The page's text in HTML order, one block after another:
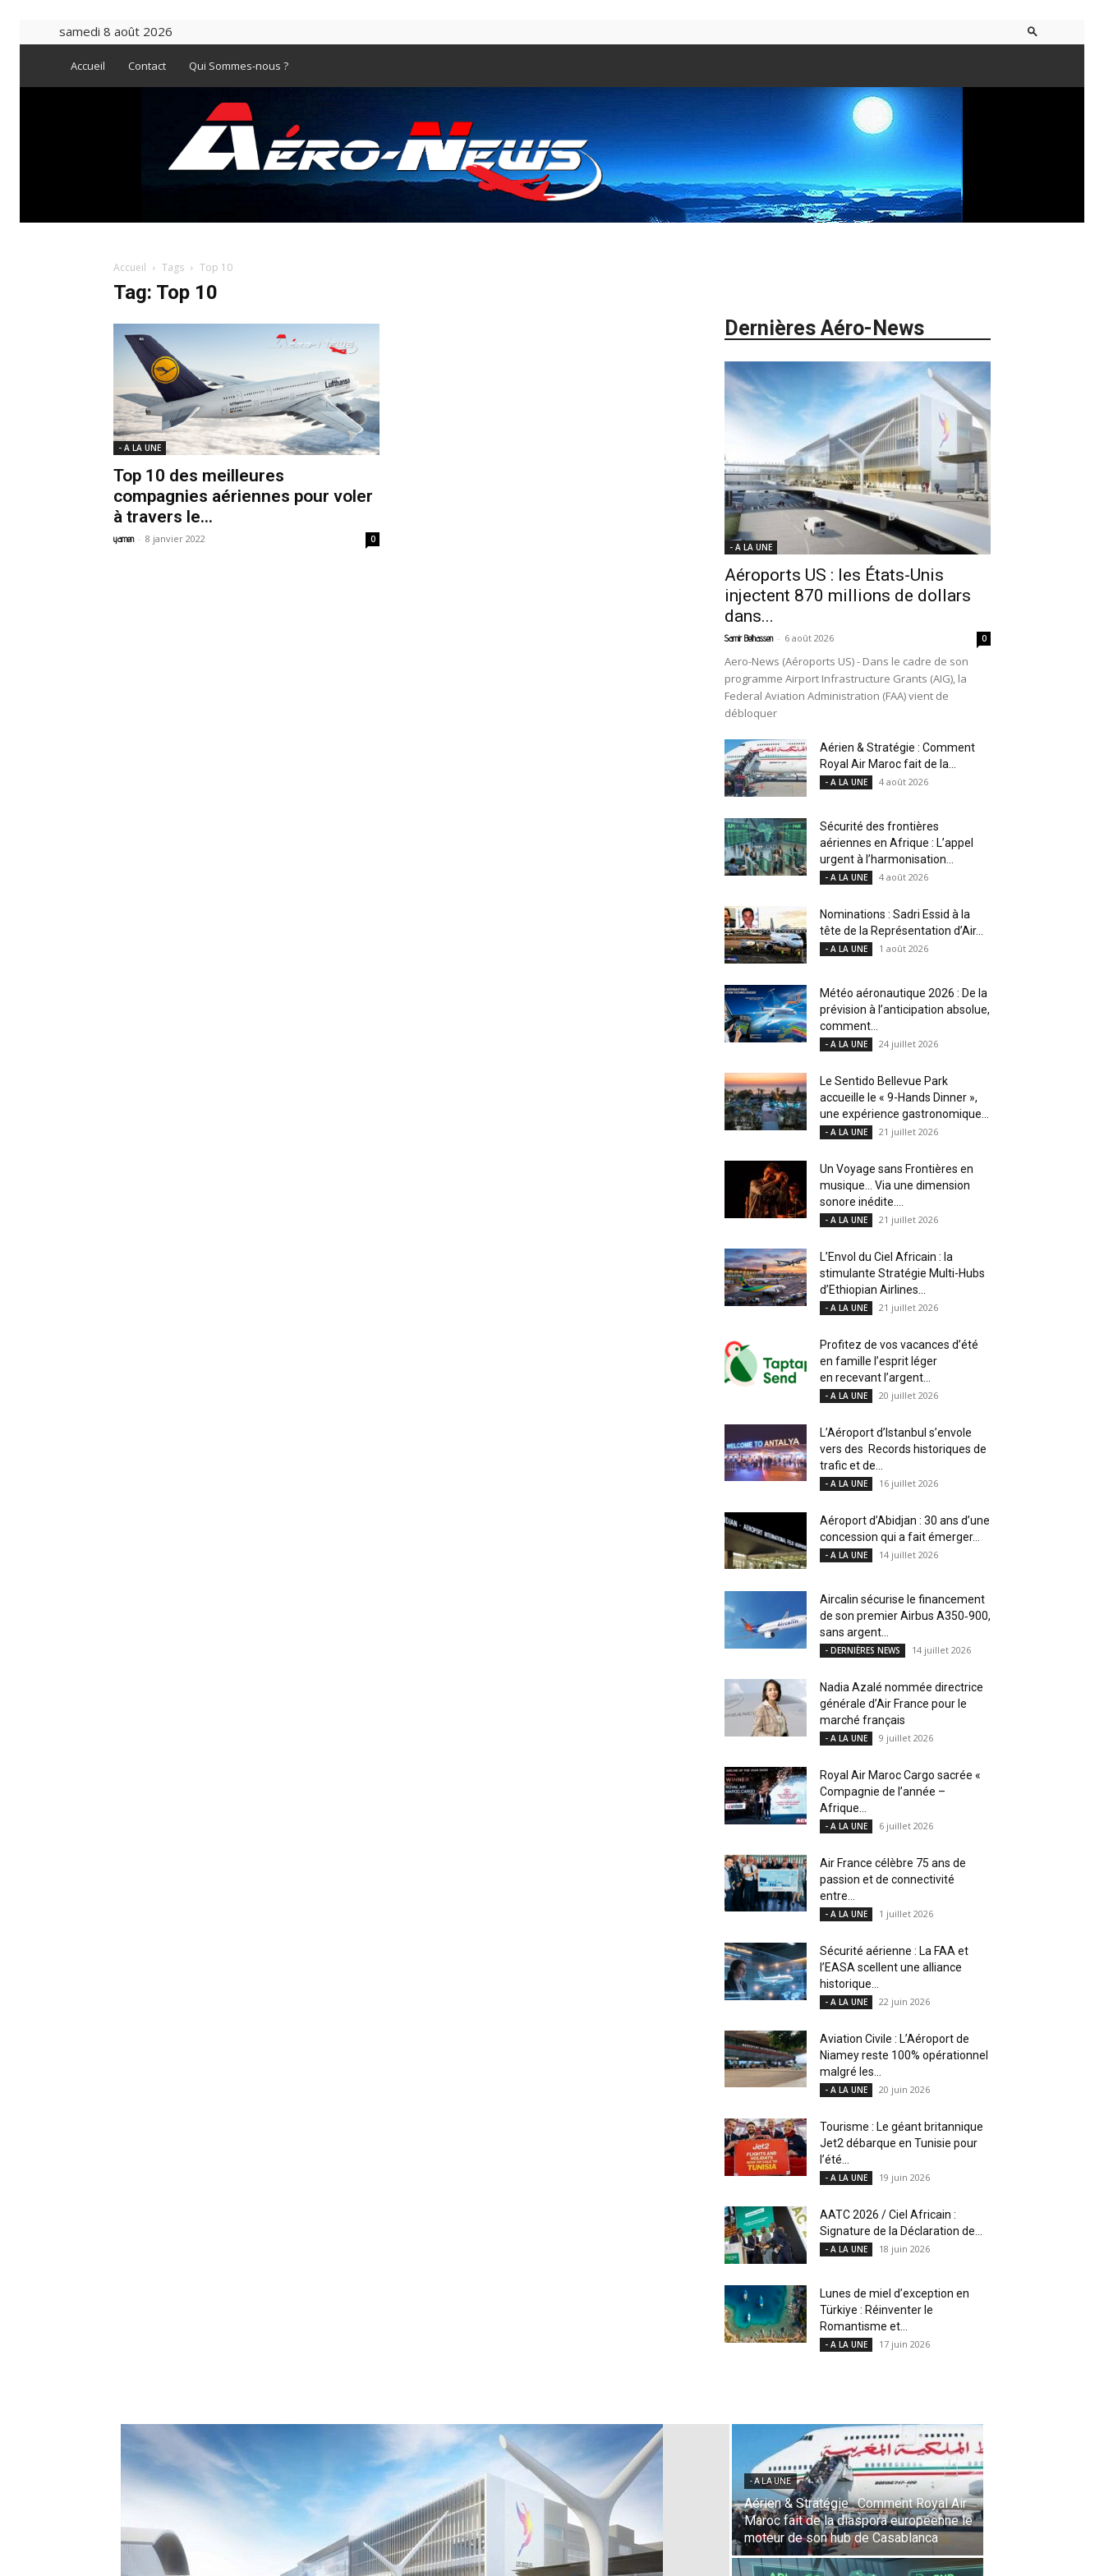
samedi 8 août 2026
Accueil Contact Qui Sommes-nous ?
Accueil Tags Top 10
Tag: Top 10
- A LA UNE
Top 10 des meilleures
compagnies aériennes pour voler
à travers le...
yamen - 8 janvier 2022 0
Dernières Aéro-News
- A LA UNE
Aéroports US : les États-Unis
injectent 870 millions de dollars
dans...
Samir Belhassen - 6 août 2026 0
Aero-News (Aéroports US) - Dans le cadre de son
programme Airport Infrastructure Grants (AIG), la
Federal Aviation Administration (FAA) vient de
débloquer
Aérien & Stratégie : Comment
Royal Air Maroc fait de la...
- A LA UNE 4 août 2026
Sécurité des frontières
aériennes en Afrique : L’appel
urgent à l’harmonisation...
- A LA UNE 4 août 2026
Nominations : Sadri Essid à la
tête de la Représentation d’Air...
- A LA UNE 1 août 2026
Météo aéronautique 2026 : De la
prévision à l’anticipation absolue,
comment...
- A LA UNE 24 juillet 2026
Le Sentido Bellevue Park
accueille le « 9-Hands Dinner »,
une expérience gastronomique...
- A LA UNE 21 juillet 2026
Un Voyage sans Frontières en
musique… Via une dimension
sonore inédite....
- A LA UNE 21 juillet 2026
L’Envol du Ciel Africain : la
stimulante Stratégie Multi-Hubs
d’Ethiopian Airlines...
- A LA UNE 21 juillet 2026
Profitez de vos vacances d’été
en famille l’esprit léger
en recevant l’argent...
- A LA UNE 20 juillet 2026
L’Aéroport d’Istanbul s’envole
vers des Records historiques de
trafic et de...
- A LA UNE 16 juillet 2026
Aéroport d’Abidjan : 30 ans d’une
concession qui a fait émerger...
- A LA UNE 14 juillet 2026
Aircalin sécurise le financement
de son premier Airbus A350‑900,
sans argent...
- DERNIÈRES NEWS 14 juillet 2026
Nadia Azalé nommée directrice
générale d’Air France pour le
marché français
- A LA UNE 9 juillet 2026
Royal Air Maroc Cargo sacrée «
Compagnie de l’année –
Afrique...
- A LA UNE 6 juillet 2026
Air France célèbre 75 ans de
passion et de connectivité
entre...
- A LA UNE 1 juillet 2026
Sécurité aérienne : La FAA et
l’EASA scellent une alliance
historique...
- A LA UNE 22 juin 2026
Aviation Civile : L’Aéroport de
Niamey reste 100% opérationnel
malgré les...
- A LA UNE 20 juin 2026
Tourisme : Le géant britannique
Jet2 débarque en Tunisie pour
l’été...
- A LA UNE 19 juin 2026
AATC 2026 / Ciel Africain :
Signature de la Déclaration de...
- A LA UNE 18 juin 2026
Lunes de miel d’exception en
Türkiye : Réinventer le
Romantisme et...
- A LA UNE 17 juin 2026
- A LA UNE
Une Révolution Stratégique à l’IATA :
Saadia Zahidi nommée Directrice
Générale